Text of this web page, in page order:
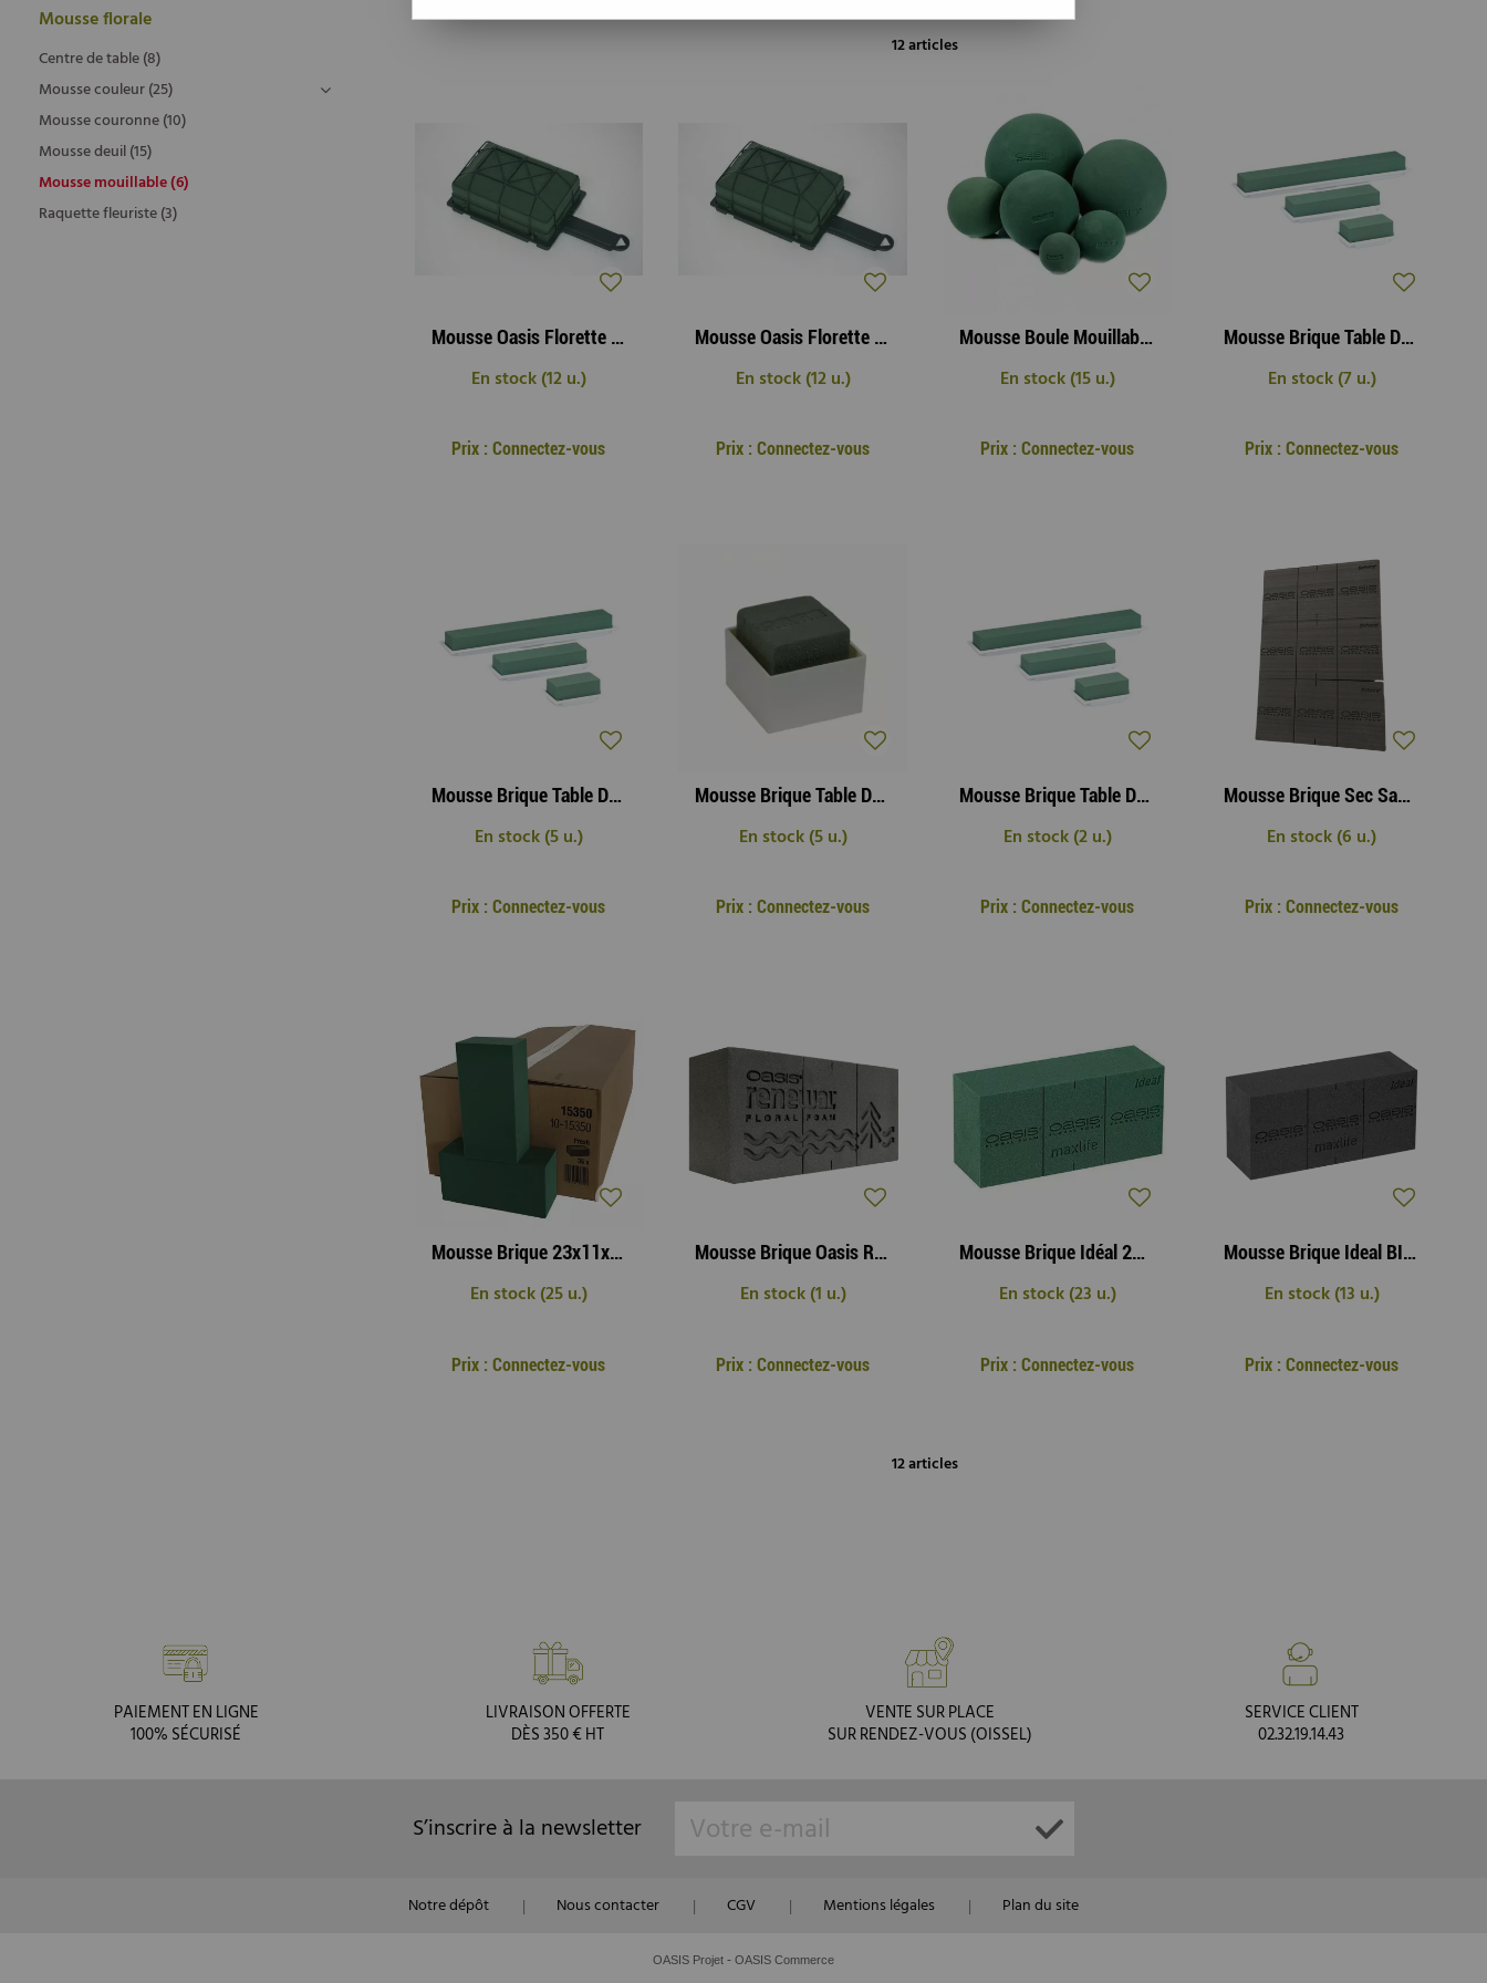
Mousse florale
Centre de table (8)
Mousse couleur (25)
Mousse couronne (10)
Mousse deuil (15)
Mousse mouillable (6)
Raquette fleuriste (3)
12 articles
Mousse Oasis Florette Medi
En stock (12 u.)
Prix : Connectez-vous
Mousse Oasis Florette Maxi
En stock (12 u.)
Prix : Connectez-vous
Mousse Boule Mouillable 9cm ( x 10 )
En stock (15 u.)
Prix : Connectez-vous
Mousse Brique Table Déco Médi ( x 4 )
En stock (7 u.)
Prix : Connectez-vous
Mousse Brique Table Déco Mini ( x 8 )
En stock (5 u.)
Prix : Connectez-vous
Mousse Brique Table Design Neo 5x5 H5 ( x 24 )
En stock (5 u.)
Prix : Connectez-vous
Mousse Brique Table Déco Maxi ( x 4 )
En stock (2 u.)
Prix : Connectez-vous
Mousse Brique Sec Sahara 23x11x8 cm ( x 20 )
En stock (6 u.)
Prix : Connectez-vous
Mousse Brique 23x11x8 cm ( x 35 )
En stock (25 u.)
Prix : Connectez-vous
Mousse Brique Oasis Renewal 23x11x8 cm Noir ( x 12 )
En stock (1 u.)
Prix : Connectez-vous
Mousse Brique Idéal 23x11x8 cm ( x 35 )
En stock (23 u.)
Prix : Connectez-vous
Mousse Brique Ideal BIO 23x11x8 cm Noir ( x 35 )
En stock (13 u.)
Prix : Connectez-vous
12 articles
PAIEMENT EN LIGNE
100% SÉCURISÉ
LIVRAISON OFFERTE
DÈS 350 € HT
VENTE SUR PLACE
SUR RENDEZ-VOUS (OISSEL)
SERVICE CLIENT
02.32.19.14.43
S’inscrire à la newsletter
Notre dépôt | Nous contacter | CGV | Mentions légales | Plan du site
OASIS Projet - OASIS Commerce